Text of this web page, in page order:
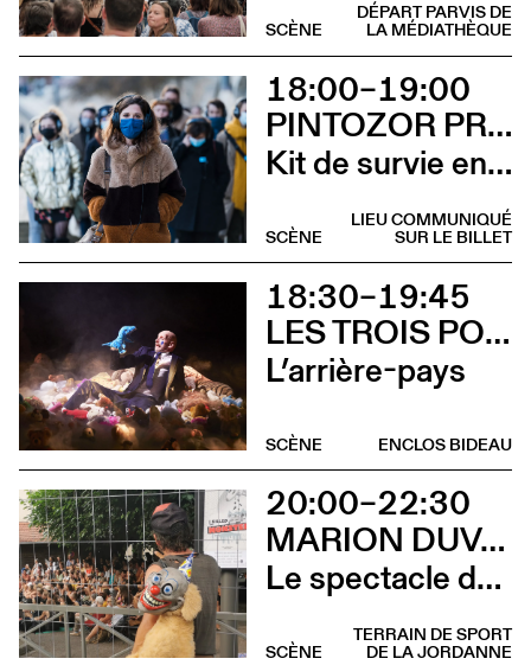
DÉPART PARVIS DE
LA MÉDIATHÈQUE
SCÈNE
18:00–19:00
PINTOZOR PROD. ET MARION THOMAS
Kit de survie en territoire masculiniste
LIEU COMMUNIQUÉ
SUR LE BILLET
SCÈNE
18:30–19:45
LES TROIS POINTS DE SUSPENSION & 3615 DAKOTA
L’arrière-pays
ENCLOS BIDEAU
SCÈNE
20:00–22:30
MARION DUVAL - CIE CHRIS CADILLAC
Le spectacle de merde
TERRAIN DE SPORT
DE LA JORDANNE
SCÈNE